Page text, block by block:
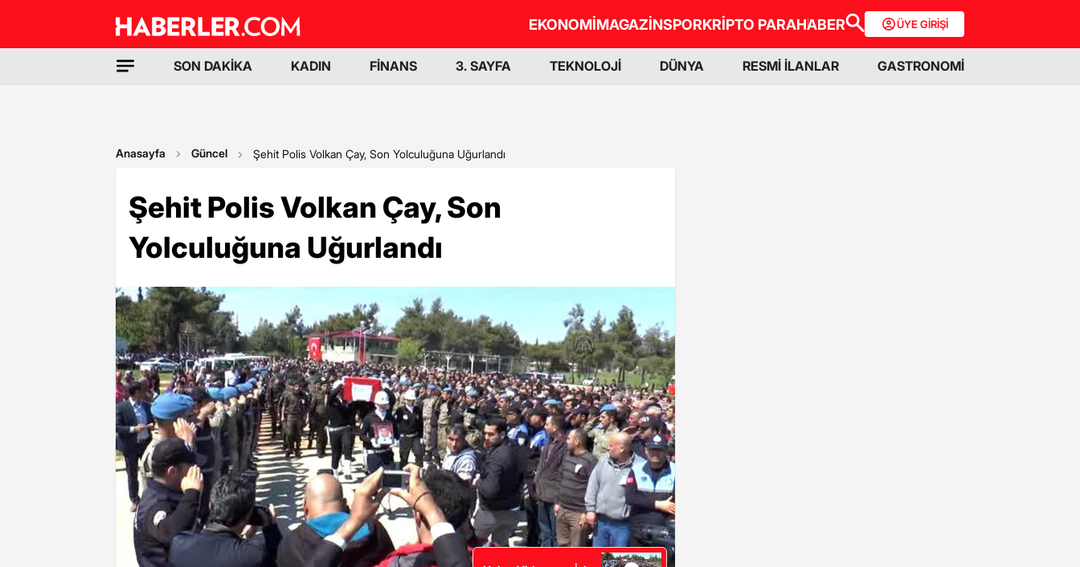
EKONOMİMAGAZİNSPORKRİPTO PARAHABER ÜYE GİRİŞİ
SON DAKİKA KADIN FİNANS 3. SAYFA TEKNOLOJİ DÜNYA RESMİ İLANLAR GASTRONOMİ
Anasayfa Güncel Şehit Polis Volkan Çay, Son Yolculuğuna Uğurlandı
Şehit Polis Volkan Çay, Son
Yolculuğuna Uğurlandı